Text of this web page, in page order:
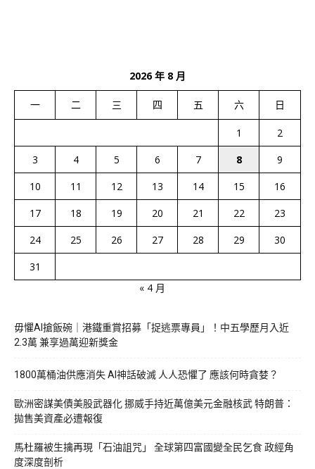
2026 年 8 月
一 二 三 四 五 六 日
1
2
3
4 5 6 7 8
9
10
11 12 13 14 15
16
17
18 19 20 21 22
23
24
25 26 27 28 29
30
31
« 4 月
毋懼AI搶飯碗｜港鐵重賞招募「捉逃票專員」！中五學歷月入近
2.3萬 兼享過萬迎新獎金
1800萬桶油供應消失 AI神話破滅 人人恐懼了 應該何時貪婪？
歐洲密謀美債美股武器化 挪威手持近萬億美元金融核武 特朗普：
拋售美資產必遭報復
馬杜羅被生擒再現「石油詛咒」 全球第四富國變全民乞食 政經角
度深度剖析